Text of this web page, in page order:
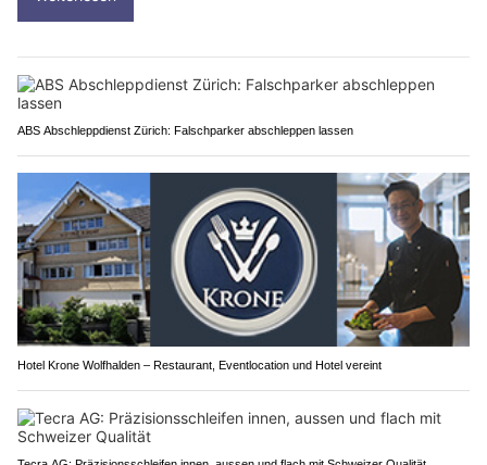
ABS Abschleppdienst Zürich: Falschparker abschleppen lassen
Hotel Krone Wolfhalden – Restaurant, Eventlocation und Hotel vereint